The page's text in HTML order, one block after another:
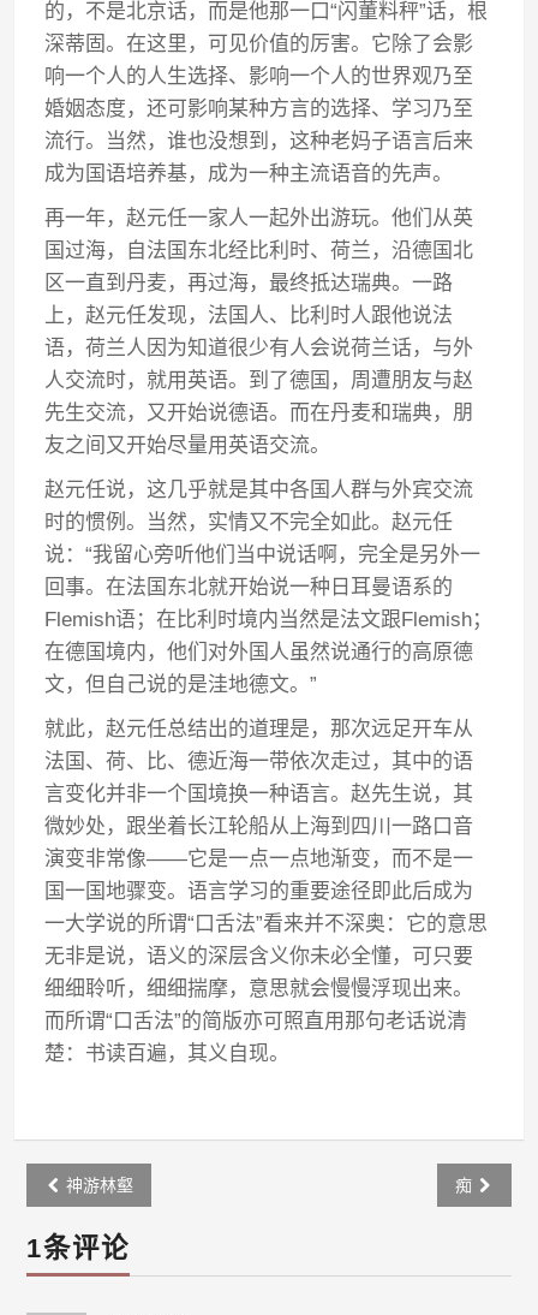
的，不是北京话，而是他那一口“闪董料秤”话，根
深蒂固。在这里，可见价值的厉害。它除了会影
响一个人的人生选择、影响一个人的世界观乃至
婚姻态度，还可影响某种方言的选择、学习乃至
流行。当然，谁也没想到，这种老妈子语言后来
成为国语培养基，成为一种主流语音的先声。
再一年，赵元任一家人一起外出游玩。他们从英
国过海，自法国东北经比利时、荷兰，沿德国北
区一直到丹麦，再过海，最终抵达瑞典。一路
上，赵元任发现，法国人、比利时人跟他说法
语，荷兰人因为知道很少有人会说荷兰话，与外
人交流时，就用英语。到了德国，周遭朋友与赵
先生交流，又开始说德语。而在丹麦和瑞典，朋
友之间又开始尽量用英语交流。
赵元任说，这几乎就是其中各国人群与外宾交流
时的惯例。当然，实情又不完全如此。赵元任
说：“我留心旁听他们当中说话啊，完全是另外一
回事。在法国东北就开始说一种日耳曼语系的
Flemish语；在比利时境内当然是法文跟Flemish；
在德国境内，他们对外国人虽然说通行的高原德
文，但自己说的是洼地德文。”
就此，赵元任总结出的道理是，那次远足开车从
法国、荷、比、德近海一带依次走过，其中的语
言变化并非一个国境换一种语言。赵先生说，其
微妙处，跟坐着长江轮船从上海到四川一路口音
演变非常像——它是一点一点地渐变，而不是一
国一国地骤变。语言学习的重要途径即此后成为
一大学说的所谓“口舌法”看来并不深奥：它的意思
无非是说，语义的深层含义你未必全懂，可只要
细细聆听，细细揣摩，意思就会慢慢浮现出来。
而所谓“口舌法”的简版亦可照直用那句老话说清
楚：书读百遍，其义自现。
Post
navigation
神游林壑 痴
1条评论